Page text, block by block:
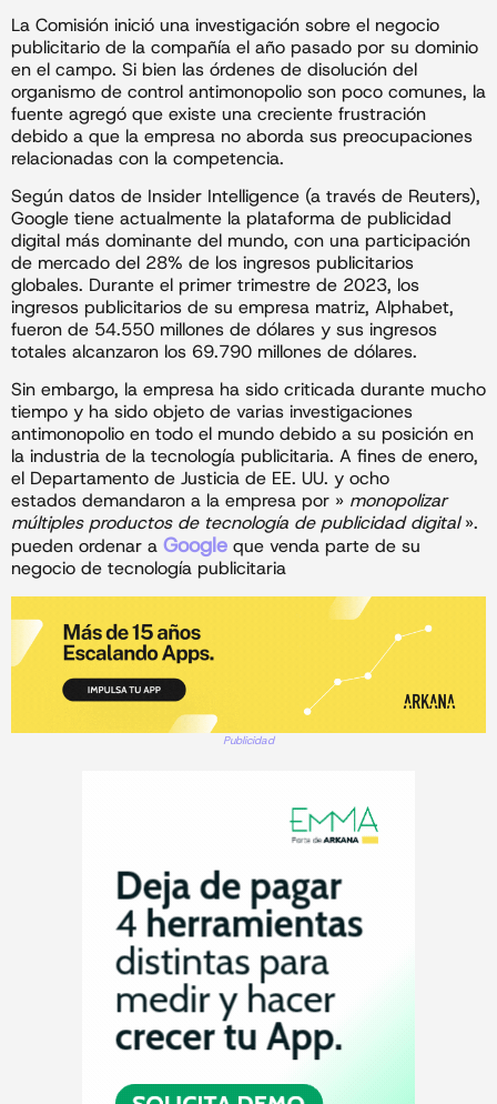
La Comisión inició una investigación sobre el negocio
publicitario de la compañía el año pasado por su dominio
en el campo. Si bien las órdenes de disolución del
organismo de control antimonopolio son poco comunes, la
fuente agregó que existe una creciente frustración
debido a que la empresa no aborda sus preocupaciones
relacionadas con la competencia.
Según datos de Insider Intelligence (a través de Reuters),
Google tiene actualmente la plataforma de publicidad
digital más dominante del mundo, con una participación
de mercado del 28% de los ingresos publicitarios
globales. Durante el primer trimestre de 2023, los
ingresos publicitarios de su empresa matriz, Alphabet,
fueron de 54.550 millones de dólares y sus ingresos
totales alcanzaron los 69.790 millones de dólares.
Sin embargo, la empresa ha sido criticada durante mucho
tiempo y ha sido objeto de varias investigaciones
antimonopolio en todo el mundo debido a su posición en
la industria de la tecnología publicitaria. A fines de enero,
el Departamento de Justicia de EE. UU. y ocho
estados demandaron a la empresa por » monopolizar
múltiples productos de tecnología de publicidad digital».
pueden ordenar a Google que venda parte de su
negocio de tecnología publicitaria
Publicidad